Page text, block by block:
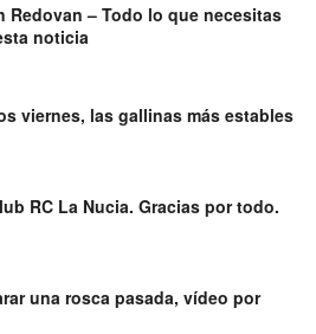
Redovan – Todo lo que necesitas
noticia
viernes, las gallinas más estables
RC La Nucia. Gracias por todo.
una rosca pasada, vídeo por